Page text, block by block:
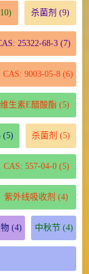
杀菌剂 (9)
25322-68-3 (7)
CAS: 9003-05-8(6)
维生素E醋酸酯 (5)
(5) 杀菌剂 (5)
CAS: 557-04-0(5)
紫外线吸收剂 (4)
(4) 中秋节(4)